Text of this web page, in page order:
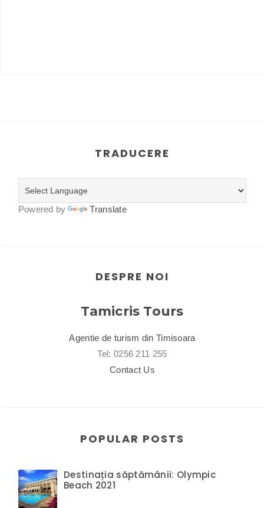
TRADUCERE
Powered by Translate
DESPRE NOI
Tamicris Tours
Agentie de turism din Timisoara
Tel: 0256 211 255
Contact Us
POPULAR POSTS
Destinația săptămânii: Olympic
Beach 2021